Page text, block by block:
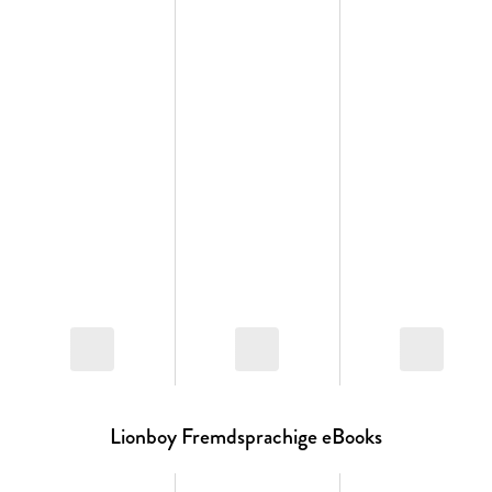
Lionboy Fremdsprachige eBooks